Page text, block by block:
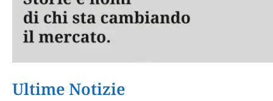
Ultime Notizie